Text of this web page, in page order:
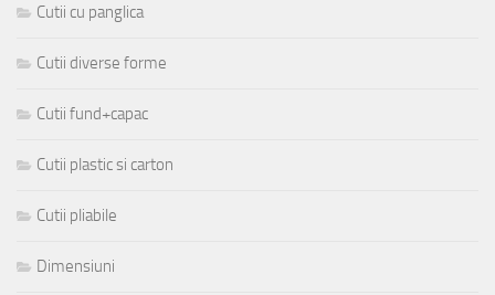
Cutii cu panglica
Cutii diverse forme
Cutii fund+capac
Cutii plastic si carton
Cutii pliabile
Dimensiuni